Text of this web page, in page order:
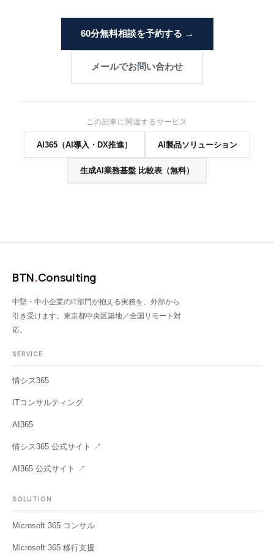
60分無料相談を予約する →
メールでお問い合わせ
この記事に関連するサービス
AI365（AI導入・DX推進） AI製品ソリューション
生成AI業務基盤 比較表（無料）
BTN.Consulting
中堅・中小企業のIT部門が抱える実務を、外部から
引き受けます。東京都中央区築地／全国リモート対
応。
SERVICE
情シス365
ITコンサルティング
AI365
情シス365 公式サイト ↗
AI365 公式サイト ↗
SOLUTION
Microsoft 365 コンサル
Microsoft 365 移行支援